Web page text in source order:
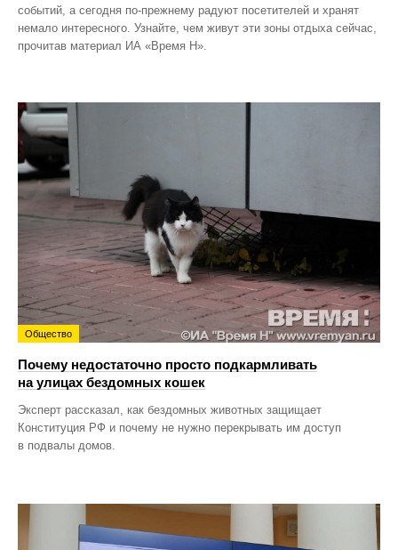
событий, а сегодня по‑прежнему радуют посетителей и хранят
немало интересного. Узнайте, чем живут эти зоны отдыха сейчас,
прочитав материал ИА «Время Н».
Общество
Почему недостаточно просто подкармливать
на улицах бездомных кошек
Эксперт рассказал, как бездомных животных защищает
Конституция РФ и почему не нужно перекрывать им доступ
в подвалы домов.